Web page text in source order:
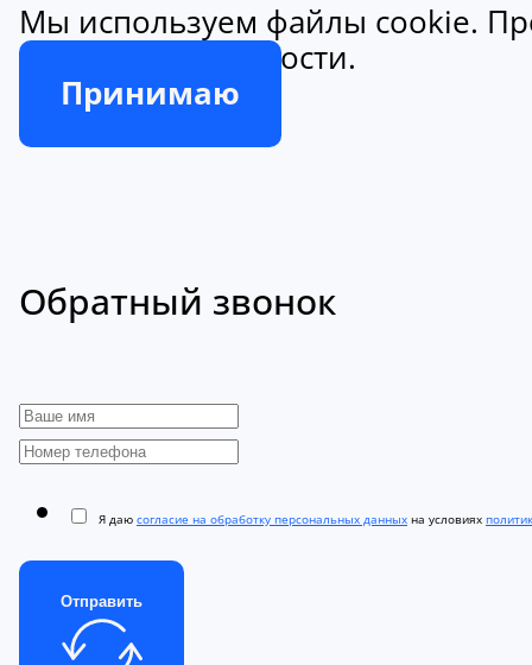
Мы используем файлы cookie.
конфиденциальности.
Принимаю
Обратный звонок
Я даю согласие на обработку персональных данных на условиях
Отправить